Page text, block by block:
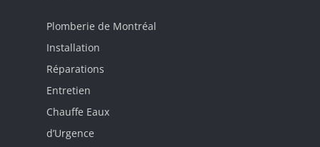
Plomberie de Montréal
Installation
Réparations
Entretien
Chauffe Eaux
d’Urgence